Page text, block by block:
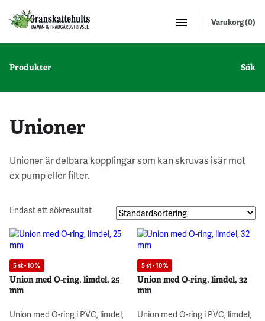
Varukorg (0)
Produkter Sök
Unioner
Unioner är delbara kopplingar som kan skruvas isär mot
ex pump eller filter.
Endast ett sökresultat
5 st - 10 %
Union med O-ring, limdel, 25
mm
Union med O-ring i PVC, limdel,
5 st - 10 %
Union med O-ring, limdel, 32
mm
Union med O-ring i PVC, limdel,